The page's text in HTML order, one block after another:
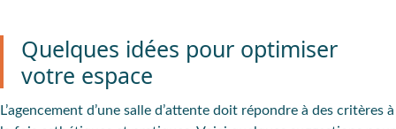
Quelques idées pour optimiser
votre espace
L’agencement d’une salle d’attente doit répondre à des critères à